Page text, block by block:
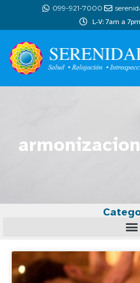
099-921-7000
L-V: 7am a